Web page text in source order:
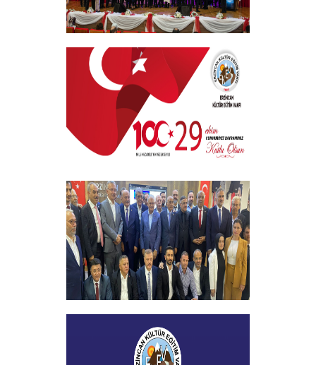
EKEV “Akademik Bilim, Sanat ve Spor
Ödülleri” Töreni Yapıldı
+
29 EKİM CUMHURİYET BAYRAMI
+
Vakfımızın 2023-2024 Yılı Burs
Toplantısı Yapıldı